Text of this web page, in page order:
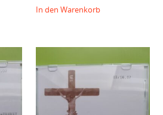
In den Warenkorb